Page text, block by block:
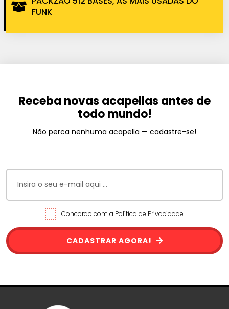
FUNK
Receba novas acapellas antes de
todo mundo!
Não perca nenhuma acapella — cadastre-se!
Concordo com a Política de Privacidade.
CADASTRAR AGORA!